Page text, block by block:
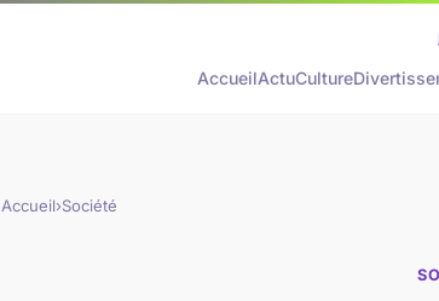
AccueilActuCulture
Accueil›Société